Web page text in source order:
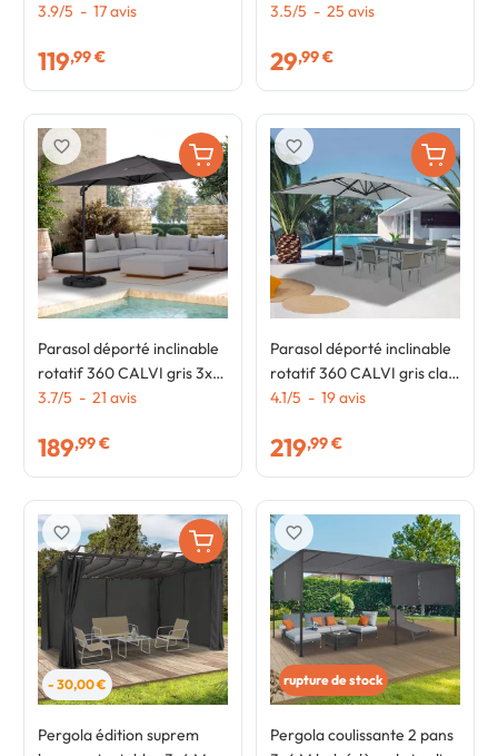
avec 4 dalles et housse
3.9/5 - 17avis
119,99 €
panneaux muraux avec
3.5/5 - 25 avis
29,99 €
Parasol déporté inclinable
rotatif 360 CALVI gris 3x3
M avec 4 dalles et housse
3.7/5 - 21 avis
189,99 €
favorite_border
Parasol déporté inclinable
rotatif 360 CALVI gris clair
3x4 M avec 4 dalles et
4.1/5 - 19avis
219,99 €
favorite_border
- 30,00 €
Pergola édition suprem
favorite_border
rupture de stock
Pergola coulissante 2 pans
favorite_border